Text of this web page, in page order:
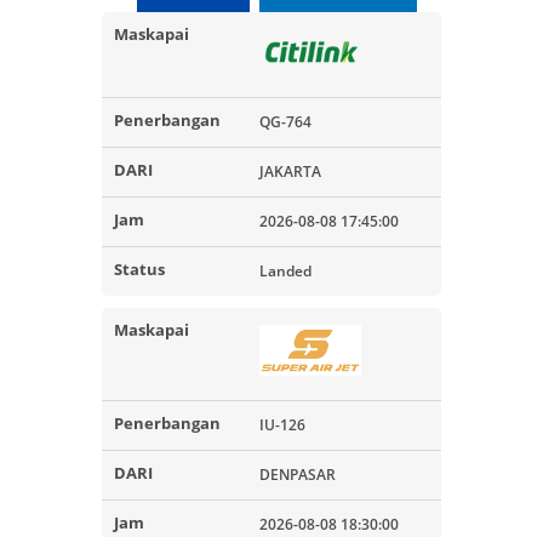
QG-764
JAKARTA
2026-08-08 17:45:00
Landed
IU-126
DENPASAR
2026-08-08 18:30:00